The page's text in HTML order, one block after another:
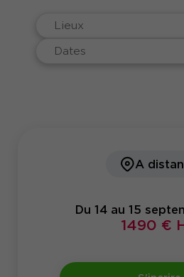
Lieux
Dates
A
Du 14 au 15
1490 €